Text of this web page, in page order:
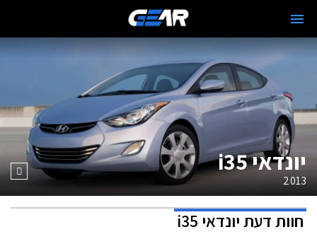
יונדאי i35
2013
חוות דעתיונדאי i35